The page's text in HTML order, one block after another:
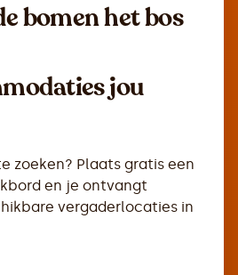
bomen het bos
jou
zoeken? Plaats gratis een
en je ontvangt
vergaderlocaties in